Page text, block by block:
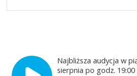
Najbliższa audycja w
sierpnia po godz. 19:00